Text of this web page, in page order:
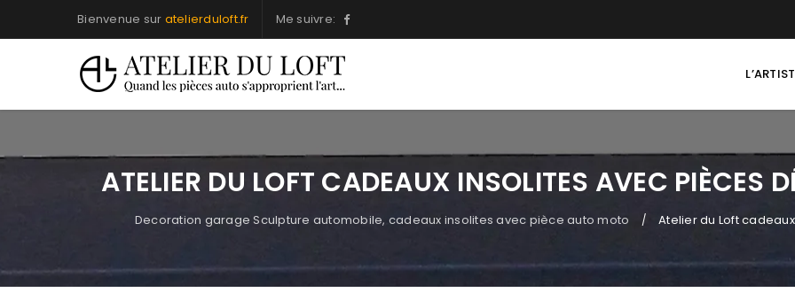
Bienvenue sur atelierduloft.fr Me suivre:
ATELIER DU LOFT CADEAUX INSOLITES AVEC PIÈCES
Decoration garage Sculpture automobile, cadeaux insolites avec pièce auto moto / Atelier du Loft